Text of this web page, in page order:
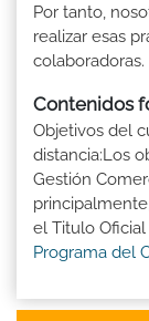
Por tanto,
realizar esas
colaboradoras.
Contenidos
Objetivos del
distancia:Los
Gestión
el Titulo Oficial
Programa del